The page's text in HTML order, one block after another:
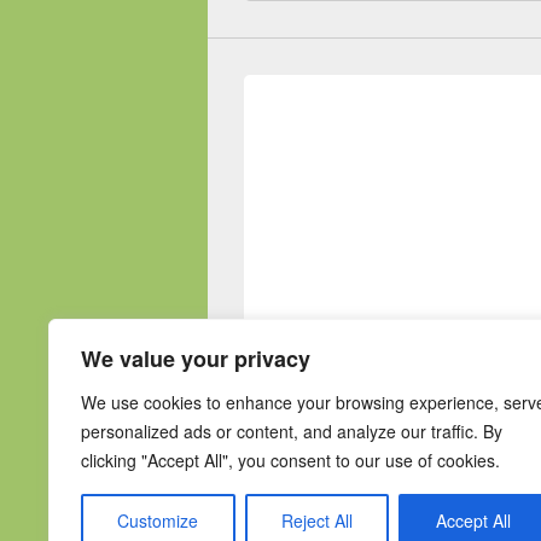
We value your privacy
We use cookies to enhance your browsing experience,
personalized ads or content, and analyze our traffic. By
clicking "Accept All", you consent to our use of cookies.
Customize Reject All Accept All
Testo del copyright © 2026 DevOps Energy